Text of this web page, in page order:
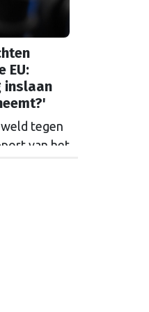
EU:
inslaan
tegen
van het
druk